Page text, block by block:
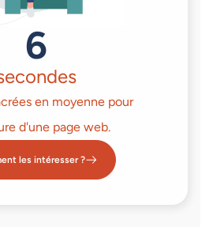
6
en moyenne pour
d'une page web.
les intéresser ?